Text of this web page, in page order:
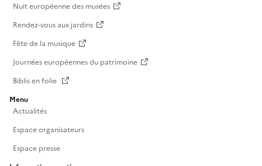
Nuit européenne des musées
Rendez-vous aux jardins
Fête de la musique
Journées européennes du patrimoine
Biblis en folie
Menu
Actualités
Espace organisateurs
Espace presse